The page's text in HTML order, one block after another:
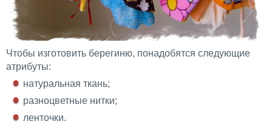
Чтобы изготовить берегиню, понадобятся следующие
атрибуты:
натуральная ткань;
разноцветные нитки;
ленточки.